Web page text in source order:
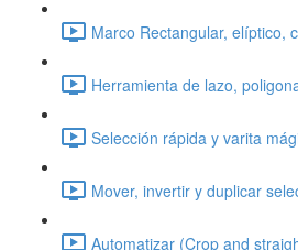
Marco Rectangular, elíptico,
Herramienta de lazo,
Selección rápida y varita
Mover, invertir y duplicar
Automatizar (Crop and